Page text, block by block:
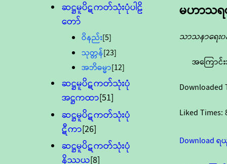
ဆဋ္ဌမူပိဋကတ်သုံးပုံပါဠိ
တော်
ဝိနည်း[5]
သုတ္တန်[23]
အဘိဓမ္မာ[12]
ဆဋ္ဌမူပိဋကတ်သုံးပုံ
အဋ္ဌကထာ[51]
ဆဋ္ဌမူပိဋကတ်သုံးပုံ
ဋီကာ[26]
ဆဋ္ဌမူပိဋကတ်သုံးပုံ
နိဿယ[8]
မဟာသရ
သာသနာရေး၀
အကြောင်
Downloaded
Liked Times:
Download